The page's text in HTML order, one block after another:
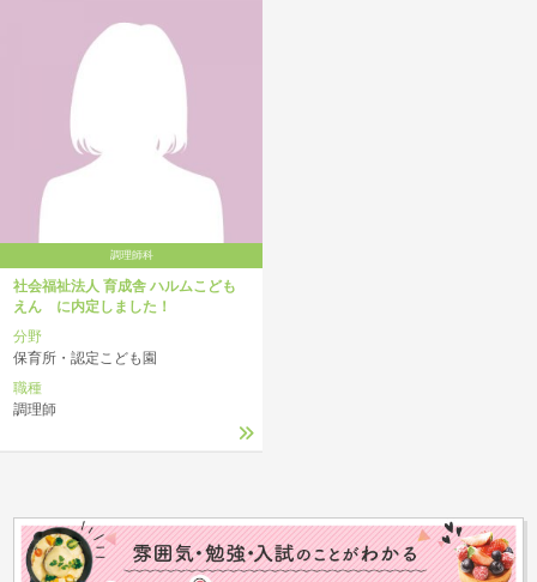
調理師科
社会福祉法人 育成舎 ハルムこども
えん に内定しました！
分野
保育所・認定こども園
職種
調理師